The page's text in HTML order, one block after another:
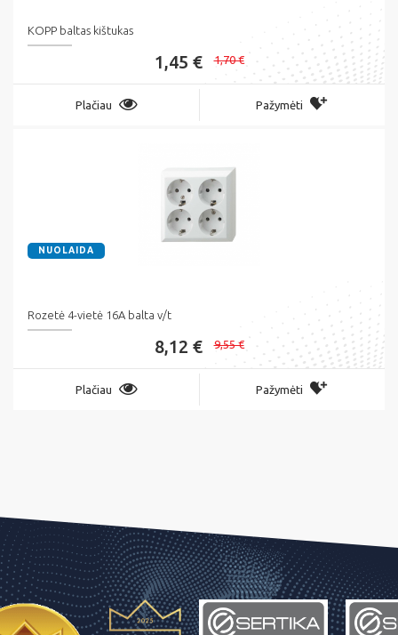
KOPP baltas kištukas
1,45 € 1,70 €
Plačiau Pažymėti
NUOLAIDA
Rozetė 4-vietė 16A balta v/t
8,12 € 9,55 €
Plačiau Pažymėti